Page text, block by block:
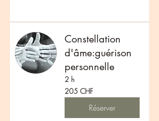
Constellation
d'âme:guérison
personnelle
2 h
205
francs
suisses
205 CHF
Réserver